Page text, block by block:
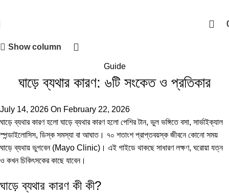
Show column
Guide
ঘাড়ে ব্যথার কারণ: ৬টি সংকেত ও প্রতিকার
July 14, 2026 On February 22, 2026
ঘাড়ে ব্যথার কারণ হলো ঘাড়ে ব্যথার কারণ হলো পেশির টান, ভুল ভঙ্গিতে বসা, সার্ভাইক্যাল
স্পন্ডাইলোসিস, ডিস্ক সমস্যা বা আঘাত। ৭০ শতাংশ প্রাপ্তবয়স্ক জীবনে কোনো সময়
ঘাড়ে ব্যথায় ভুগবেন (Mayo Clinic)। এই গাইডে থাকছে সাধারণ লক্ষণ, ঘরোয়া যত্ন
ও কখন চিকিৎসকের কাছে যাবেন।
ঘাড়ে ব্যথার কারণ কী কী?